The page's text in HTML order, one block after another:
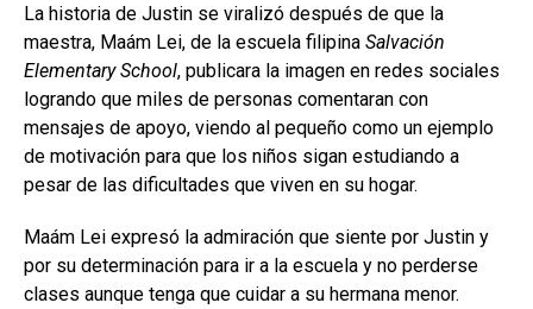
La historia de Justin se viralizó después de que la
maestra, Maám Lei, de la escuela filipina Salvación
Elementary School, publicara la imagen en redes sociales
logrando que miles de personas comentaran con
mensajes de apoyo, viendo al pequeño como un ejemplo
de motivación para que los niños sigan estudiando a
pesar de las dificultades que viven en su hogar.
Maám Lei expresó la admiración que siente por Justin y
por su determinación para ir a la escuela y no perderse
clases aunque tenga que cuidar a su hermana menor.